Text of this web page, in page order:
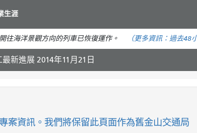
主
生涯
往海洋景觀方向的列車已恢復運作。 （更多資訊： 過去48
新進展 2014年11月21日
案資訊。我們將保留此頁面作為舊金山交通局